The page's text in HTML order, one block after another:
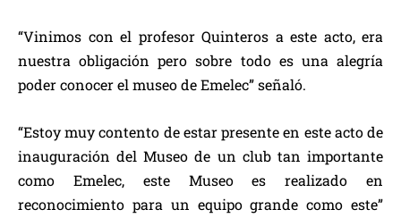
“Vinimos con el profesor Quinteros a este acto, era
nuestra obligación pero sobre todo es una alegría
poder conocer el museo de Emelec” señaló.
“Estoy muy contento de estar presente en este acto de
inauguración del Museo de un club tan importante
como Emelec, este Museo es realizado en
reconocimiento para un equipo grande como este”